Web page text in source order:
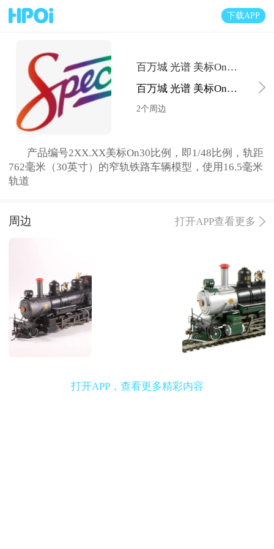
下载APP
百万城 光谱 美标On30比例 窄轨铁路车辆
百万城 光谱 美标On30比例 窄轨铁路车辆
2个周边
产品编号2XX.XX美标On30比例，即1/48比例，轨距
762毫米（30英寸）的窄轨铁路车辆模型，使用16.5毫米
轨道
周边 打开APP查看更多
打开APP，查看更多精彩内容